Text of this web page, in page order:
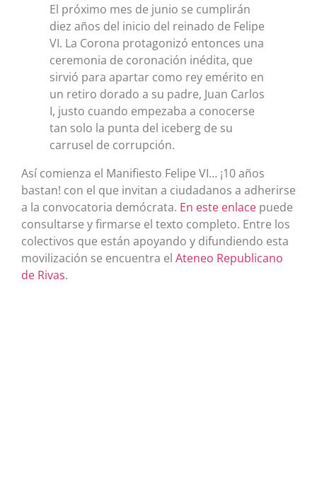
El próximo mes de junio se cumplirán
diez años del inicio del reinado de Felipe
VI. La Corona protagonizó entonces una
ceremonia de coronación inédita, que
sirvió para apartar como rey emérito en
un retiro dorado a su padre, Juan Carlos
I, justo cuando empezaba a conocerse
tan solo la punta del iceberg de su
carrusel de corrupción.
Así comienza el Manifiesto Felipe VI… ¡10 años
bastan! con el que invitan a ciudadanos a adherirse
a la convocatoria demócrata. En este enlace puede
consultarse y firmarse el texto completo. Entre los
colectivos que están apoyando y difundiendo esta
movilización se encuentra el Ateneo Republicano
de Rivas.